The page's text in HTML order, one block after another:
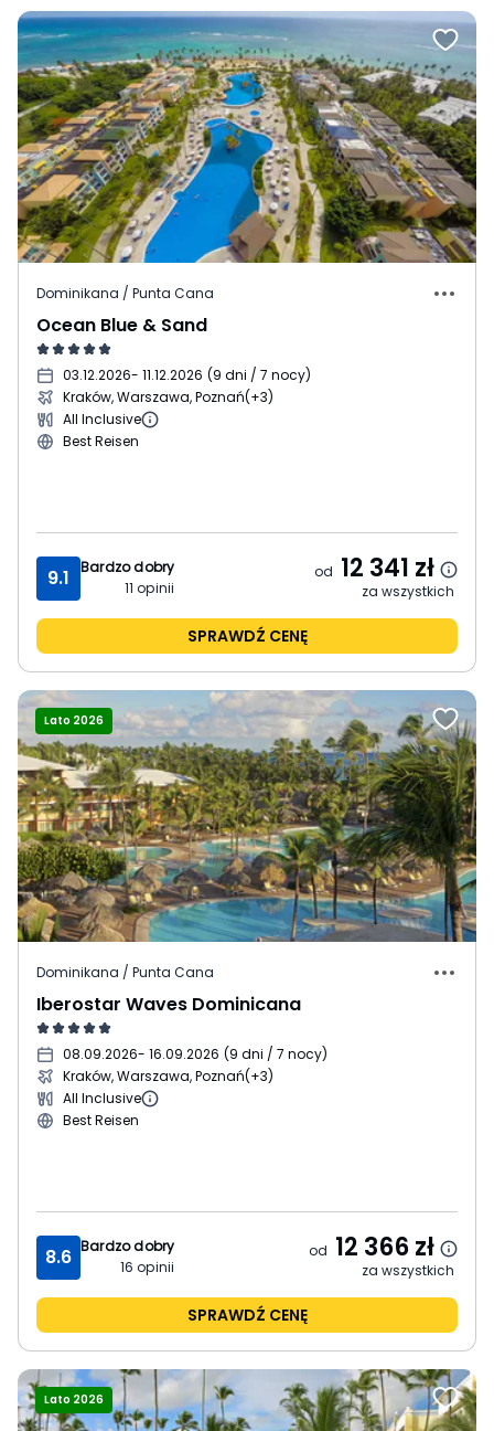
Dominikana / Punta Cana
Ocean Blue & Sand
03.12.2026- 11.12.2026 (9 dni / 7 nocy)
Kraków, Warszawa, Poznań(+3)
All Inclusive
Best Reisen
9.1
Bardzo dobry
11 opinii
od 12 341 zł
za wszystkich
SPRAWDŹ CENĘ
Lato 2026
Dominikana / Punta Cana
Iberostar Waves Dominicana
08.09.2026- 16.09.2026 (9 dni / 7 nocy)
Kraków, Warszawa, Poznań(+3)
All Inclusive
Best Reisen
8.6 Bardzo dobry
16 opinii
od 12 366zł
za wszystkich
SPRAWDŹ CENĘ
Lato 2026